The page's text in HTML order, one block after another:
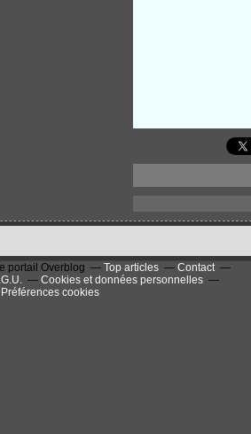
portail Overblog Top articles
Contact
Cookies et données personnelles
Préférences cookies